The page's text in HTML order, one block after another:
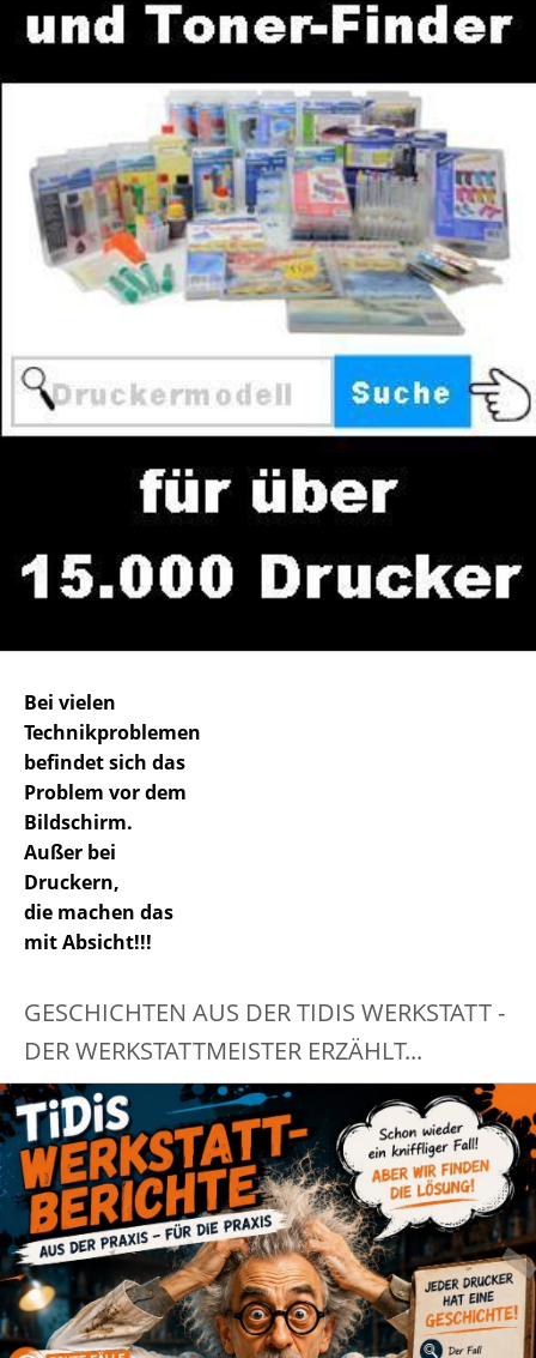
Bei vielen
Technikproblemen
befindet sich das
Problem vor dem
Bildschirm.
Außer bei
Druckern,
die machen das
mit Absicht!!!
GESCHICHTEN AUS DER TIDIS WERKSTATT -
DER WERKSTATTMEISTER ERZÄHLT...